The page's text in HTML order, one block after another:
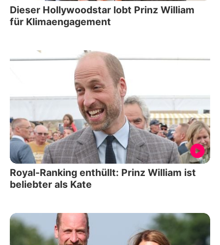
Dieser Hollywoodstar lobt Prinz William
für Klimaengagement
Royal-Ranking enthüllt: Prinz William ist
beliebter als Kate